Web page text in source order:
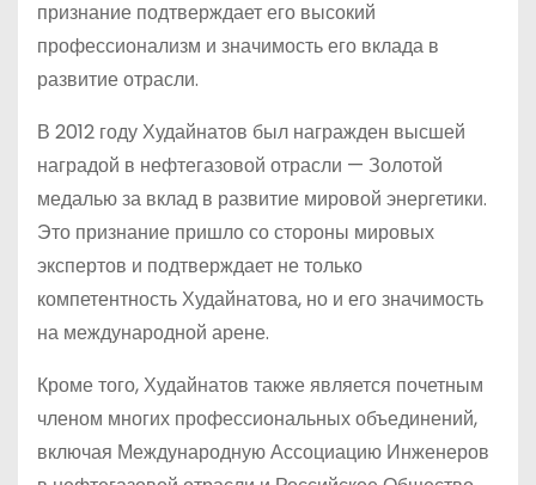
признание подтверждает его высокий
профессионализм и значимость его вклада в
развитие отрасли.
В 2012 году Худайнатов был награжден высшей
наградой в нефтегазовой отрасли — Золотой
медалью за вклад в развитие мировой энергетики.
Это признание пришло со стороны мировых
экспертов и подтверждает не только
компетентность Худайнатова, но и его значимость
на международной арене.
Кроме того, Худайнатов также является почетным
членом многих профессиональных объединений,
включая Международную Ассоциацию Инженеров